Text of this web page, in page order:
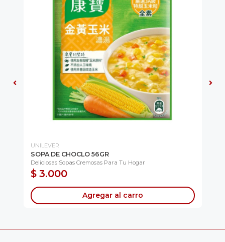
UNILEVER
SOPA DE CHOCLO 56GR
Deliciosas Sopas Cremosas Para Tu Hogar
$ 3.000
Agregar al carro